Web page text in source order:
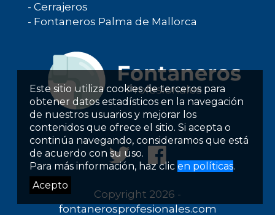
Este sitio utiliza cookies de terceros para
obtener datos estadísticos en la navegación
de nuestros usuarios y mejorar los
contenidos que ofrece el sitio. Si acepta o
continúa navegando, consideramos que está
de acuerdo con su uso.
Para más información, haz clic en políticas.
Acepto
- Cerrajeros
- Fontaneros Palma de Mallorca
Copyright 2026 -
fontanerosprofesionales.com